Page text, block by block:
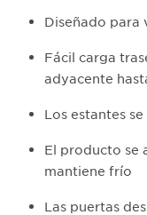
Diseñado para
Fácil carga
adyacente
Los estantes
El producto se
mantiene frío
Las puertas